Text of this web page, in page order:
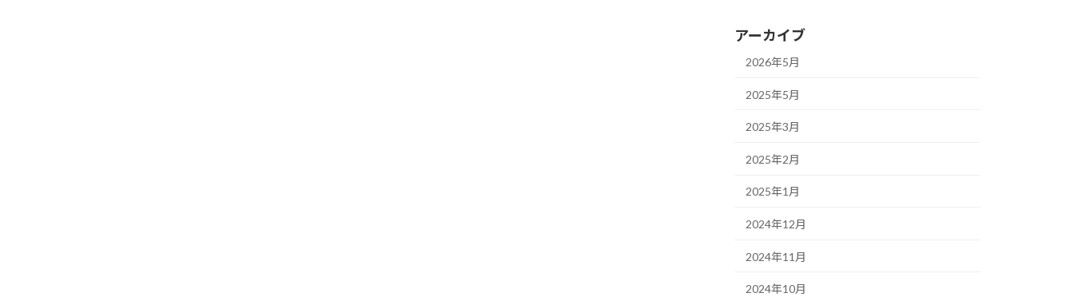
アーカイブ
2026年5月
2025年5月
2025年3月
2025年2月
2025年1月
2024年12月
2024年11月
2024年10月